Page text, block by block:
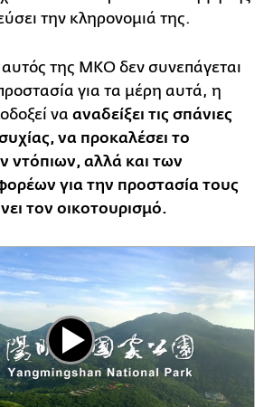
την κληρονομιά της.
αυτός της ΜΚΟ δεν συνεπάγεται
για τα μέρη αυτά, η
να αναδείξει τις σπάνιες
να προκαλέσει το
ντόπιων, αλλά και των
για την προστασία τους
τον οικοτουρισμό.
Play